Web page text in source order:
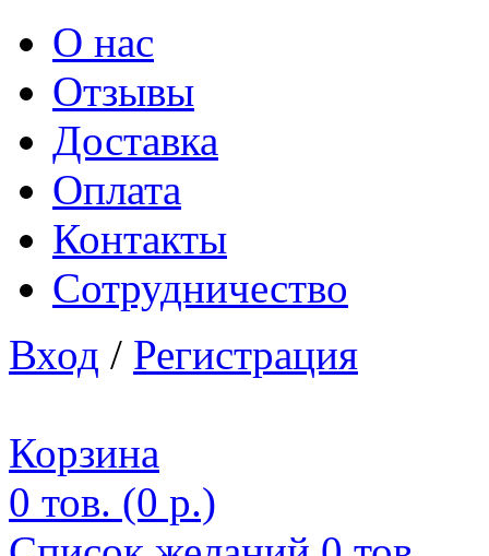
О нас
Отзывы
Доставка
Оплата
Контакты
Сотрудничество
Вход / Регистрация
Корзина
0 тов. (0 р.)